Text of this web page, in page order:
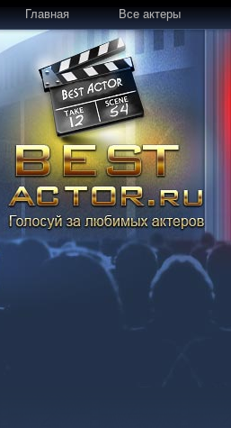
Главная Все актеры